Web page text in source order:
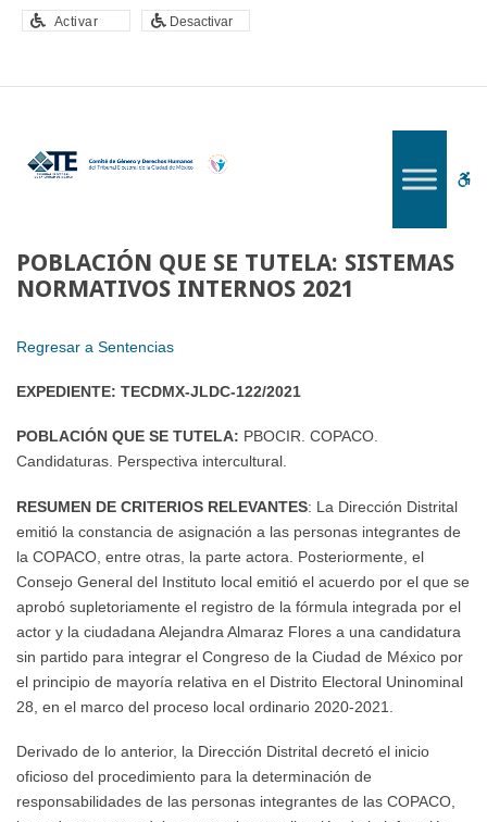
POBLACIÓN
SE
NORMATIVOS
Activar Desactivar
POBLACIÓN QUE SE TUTELA: SISTEMAS
NORMATIVOS INTERNOS 2021
Regresar a Sentencias
EXPEDIENTE: TECDMX-JLDC-122/2021
POBLACIÓN QUE SE TUTELA: PBOCIR. COPACO.
Candidaturas. Perspectiva intercultural.
RESUMEN DE CRITERIOS RELEVANTES: La Dirección Distrital
emitió la constancia de asignación a las personas integrantes de
la COPACO, entre otras, la parte actora. Posteriormente, el
Consejo General del Instituto local emitió el acuerdo por el que se
aprobó supletoriamente el registro de la fórmula integrada por el
actor y la ciudadana Alejandra Almaraz Flores a una candidatura
sin partido para integrar el Congreso de la Ciudad de México por
el principio de mayoría relativa en el Distrito Electoral Uninominal
28, en el marco del proceso local ordinario 2020-2021.
Derivado de lo anterior, la Dirección Distrital decretó el inicio
oficioso del procedimiento para la determinación de
responsabilidades de las personas integrantes de las COPACO,